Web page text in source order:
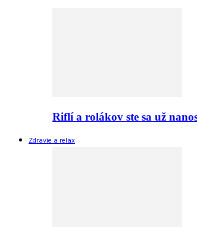
Riflí a rolákov ste sa už
Zdravie a relax